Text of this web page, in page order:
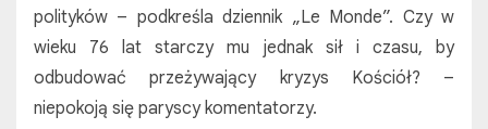
polityków – podkreśla dziennik „Le Monde”. Czy w
wieku 76 lat starczy mu jednak sił i czasu, by
odbudować przeżywający kryzys Kościół? –
niepokoją się paryscy komentatorzy.